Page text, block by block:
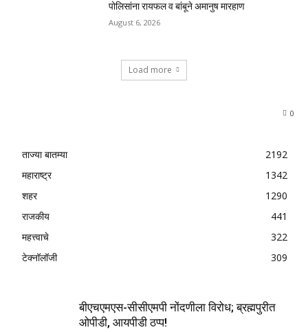
पोलिसांना रायफल व बांबूने अमानुष मारहाण
August 6, 2026
Load more
0
ताज्या बातम्या
2192
महाराष्ट्र
1342
शहर
1290
राजकीय
441
महत्त्वाचे
322
टेक्नॉलॉजी
309
बीएचएमएस-सीसीएमपी नोंदणीला विरोध; ब्रह्मपुरीत
ओपीडी, आयपीडी ठप्प!